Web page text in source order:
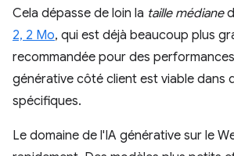
Cela dépasse de loin la taille médiane
2, 2 Mo, qui est déjà beaucoup plus
recommandée pour des
générative côté client est viable dans
spécifiques.
Le domaine de l'IA générative sur le